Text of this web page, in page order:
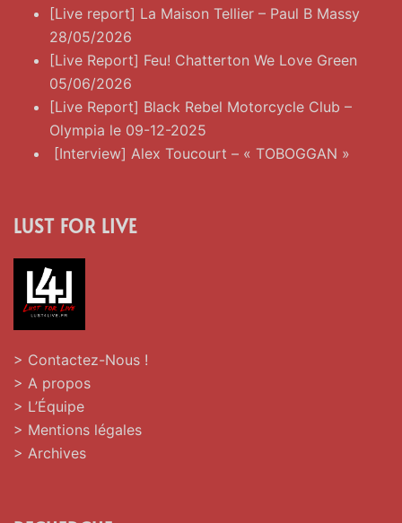
[Live report] La Maison Tellier – Paul B Massy
28/05/2026
[Live Report] Feu! Chatterton We Love Green
05/06/2026
[Live Report] Black Rebel Motorcycle Club –
Olympia le 09-12-2025
[Interview] Alex Toucourt – « TOBOGGAN »
LUST FOR LIVE
> Contactez-Nous !
> A propos
> L’Équipe
> Mentions légales
> Archives